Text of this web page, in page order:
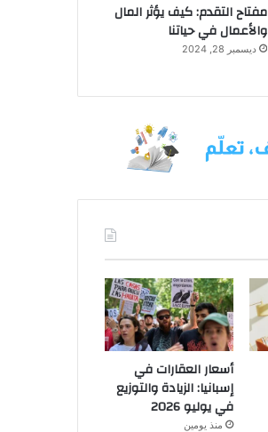
مفتاح التقدم: كيف يؤثر المال
والأعمال في حياتنا
ديسمبر 28, 2024
أسعار العقارات في
إسبانيا: الزيادة والتوزيع
في يوليو 2026
منذ يومين